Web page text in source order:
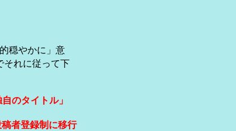
穏やかに」意
それに従って下
のタイトル」
者登録制に移行